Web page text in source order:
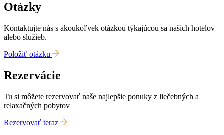
Otázky
Kontaktujte nás s akoukoľvek otázkou týkajúcou sa našich hotelov
alebo služieb.
Položiť otázku
Rezervácie
Tu si môžete rezervovať naše najlepšie ponuky z liečebných a
relaxačných pobytov
Rezervovať teraz